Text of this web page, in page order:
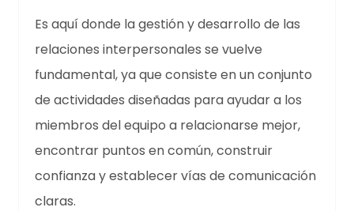
Es aquí donde la gestión y desarrollo de las
relaciones interpersonales se vuelve
fundamental, ya que consiste en un conjunto
de actividades diseñadas para ayudar a los
miembros del equipo a relacionarse mejor,
encontrar puntos en común, construir
confianza y establecer vías de comunicación
claras.